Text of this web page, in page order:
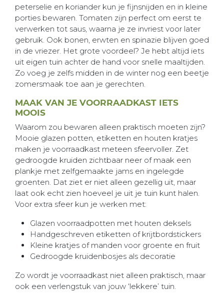
peterselie en koriander kun je fijnsnijden en in kleine
porties bewaren. Tomaten zijn perfect om eerst te
verwerken tot saus, waarna je ze invriest voor later
gebruik. Ook bonen, erwten en spinazie blijven goed
in de vriezer. Het grote voordeel? Je hebt altijd iets
uit eigen tuin achter de hand voor snelle maaltijden.
Zo voeg je zelfs midden in de winter nog een beetje
zomersmaak toe aan je gerechten.
MAAK VAN JE VOORRAADKAST IETS
MOOIS
Waarom zou bewaren alleen praktisch moeten zijn?
Mooie glazen potten, etiketten en houten kratjes
maken je voorraadkast meteen sfeervoller. Zet
gedroogde kruiden zichtbaar neer of maak een
plankje met zelfgemaakte jams en ingelegde
groenten. Dat ziet er niet alleen gezellig uit, maar
laat ook echt zien hoeveel je uit je tuin kunt halen.
Voor extra sfeer kun je werken met:
Glazen voorraadpotten met houten deksels
Handgeschreven etiketten of krijtbordstickers
Kleine kratjes of manden voor groente en fruit
Gedroogde kruidenbosjes als decoratie
Zo wordt je voorraadkast niet alleen praktisch, maar
ook een verlengstuk van jouw ‘lekkere’ tuin.